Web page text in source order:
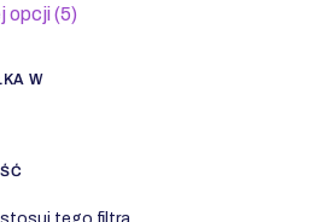
opcji (5)
W